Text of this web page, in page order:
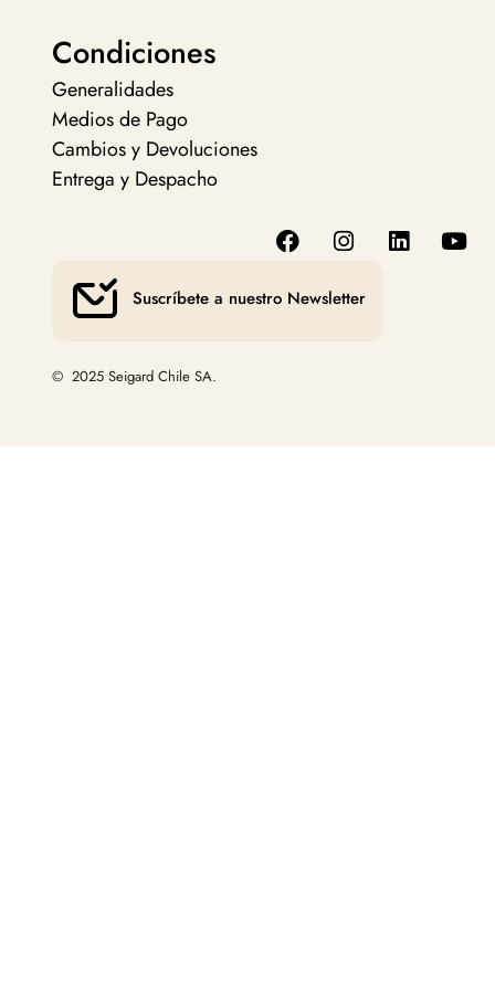
Condiciones
Generalidades
Medios de Pago
Cambios y Devoluciones
Entrega y Despacho
Suscríbete a nuestro Newsletter
© 2025 Seigard Chile SA.